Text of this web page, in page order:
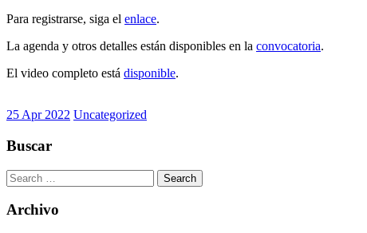
Para registrarse, siga el enlace.
La agenda y otros detalles están disponibles en la convocatoria.
El video completo está disponible.
25 Apr 2022 Uncategorized
Buscar
Search
for:
Archivo